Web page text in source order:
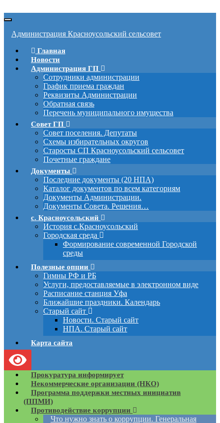
Вкл/
выкл
навигации
Администрация Красноусольский сельсовет
Главная
Новости
Администрация ГП
Сотрудники администрации
График приема граждан
Реквизиты Администрации
Обратная связь
Перечень муниципального имущества
Совет ГП
Совет поселения. Депутаты
Схемы избирательных округов
Старосты СП Красноусольский сельсовет
Почетные граждане
Документы
Последние документы (20 НПА)
Каталог документов по всем категориям
Документы Администрации.
Документы Совета. Решения…
с. Красноусольский
История с.Красноусольский
Городская среда
Формирование современной Городской
среды
Полезные опции
Гимны РФ и РБ
Услуги, предоставляемые в электронном виде
Расписание станция Уфа
Ближайшие праздники. Календарь
Старый сайт
Новости. Старый сайт
НПА. Старый сайт
Карта сайта
Прокуратура информирует
Некоммерческие организации (НКО)
Программа поддержки местных инициатив
(ППМИ)
Противодействие коррупции
Что нужно знать о коррупции. Генеральная